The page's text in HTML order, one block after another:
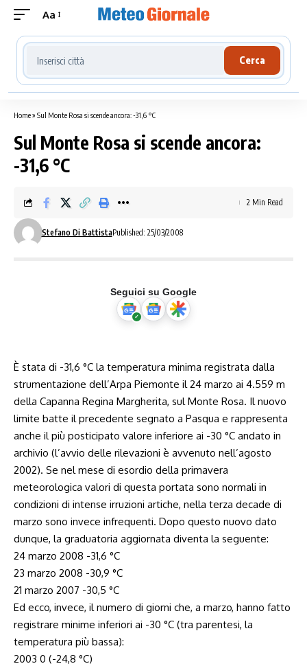
Aa
Cerca località meteo
Cerca
Home» Sul Monte Rosa si scende ancora: -31,6 °C
Sul Monte Rosa si scende ancora:
-31,6 °C
Stefano Di BattistaPublished: 25/03/2008
2 Min Read
Seguici su Google
È stata di -31,6 °C la temperatura minima registrata dalla
strumentazione dell’Arpa Piemonte il 24 marzo ai 4.559 m
della Capanna Regina Margherita, sul Monte Rosa. Il nuovo
limite batte il precedente segnato a Pasqua e rappresenta
anche il più posticipato valore inferiore ai -30 °C andato in
archivio (l’avvio delle rilevazioni è avvenuto nell’agosto
2002). Se nel mese di esordio della primavera
meteorologica valori di questa portata sono normali in
condizioni di intense irruzioni artiche, nella terza decade di
marzo sono invece infrequenti. Dopo questo nuovo dato
dunque, la graduatoria aggiornata diventa la seguente:
24 marzo 2008 -31,6 °C
23 marzo 2008 -30,9 °C
21 marzo 2007 -30,5 °C
Ed ecco, invece, il numero di giorni che, a marzo, hanno fatto
registrare minime inferiori ai -30 °C (tra parentesi, la
temperatura più bassa):
2003 0 (-24,8 °C)